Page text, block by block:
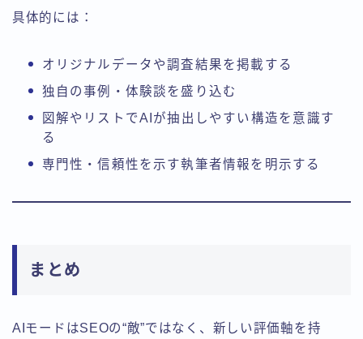
具体的には：
オリジナルデータや調査結果を掲載する
独自の事例・体験談を盛り込む
図解やリストでAIが抽出しやすい構造を意識す
る
専門性・信頼性を示す執筆者情報を明示する
まとめ
AIモードはSEOの“敵”ではなく、新しい評価軸を持